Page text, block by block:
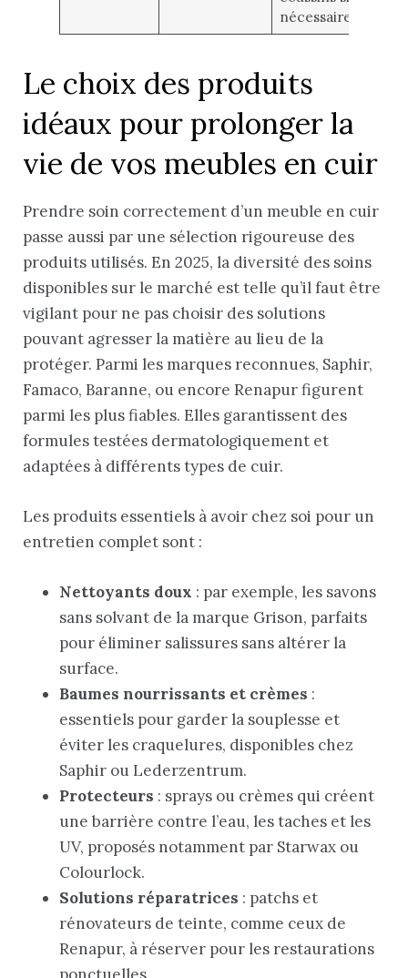
nécessaire
Le choix des produits
idéaux pour prolonger la
vie de vos meubles en cuir
Prendre soin correctement d’un meuble en cuir
passe aussi par une sélection rigoureuse des
produits utilisés. En 2025, la diversité des soins
disponibles sur le marché est telle qu’il faut être
vigilant pour ne pas choisir des solutions
pouvant agresser la matière au lieu de la
protéger. Parmi les marques reconnues, Saphir,
Famaco, Baranne, ou encore Renapur figurent
parmi les plus fiables. Elles garantissent des
formules testées dermatologiquement et
adaptées à différents types de cuir.
Les produits essentiels à avoir chez soi pour un
entretien complet sont :
Nettoyants doux : par exemple, les savons
sans solvant de la marque Grison, parfaits
pour éliminer salissures sans altérer la
surface.
Baumes nourrissants et crèmes :
essentiels pour garder la souplesse et
éviter les craquelures, disponibles chez
Saphir ou Lederzentrum.
Protecteurs : sprays ou crèmes qui créent
une barrière contre l’eau, les taches et les
UV, proposés notamment par Starwax ou
Colourlock.
Solutions réparatrices : patchs et
rénovateurs de teinte, comme ceux de
Renapur, à réserver pour les restaurations